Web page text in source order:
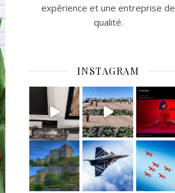
expérience et une entreprise de
qualité.
INSTAGRAM